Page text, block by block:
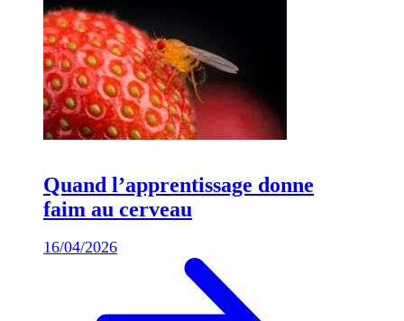
Quand l’apprentissage donne
faim au cerveau
16/04/2026